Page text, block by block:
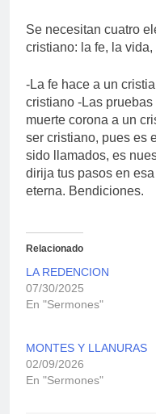
Se necesitan cuatro
cristiano: la fe, la
-La fe hace a un
cristiano -Las
muerte corona a un
ser cristiano, pues es
sido llamados, es
dirija tus pasos en
eterna. Bendiciones.
Relacionado
LA REDENCION
07/30/2025
En "Sermones"
MONTES Y LLANURAS
02/09/2026
En "Sermones"